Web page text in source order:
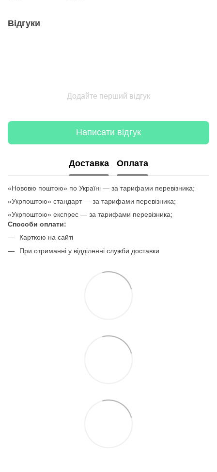
Відгуки
Додайте перший відгук
Написати відгук
Доставка Оплата
«Нововю поштою» по Україні — за тарифами перевізника;
«Укрпоштою» стандарт — за тарифами перевізника;
«Укрпоштою» експрес — за тарифами перевізника;
Способи оплати:
Карткою на сайті
При отриманні у відділенні служби доставки